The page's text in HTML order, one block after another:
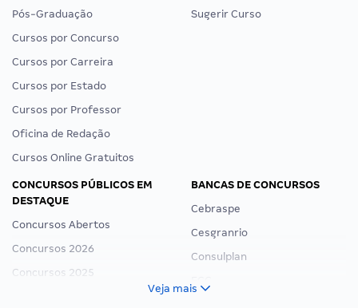
Pós-Graduação
Cursos por Concurso
Cursos por Carreira
Cursos por Estado
Cursos por Professor
Oficina de Redação
Cursos Online Gratuitos
Sugerir Curso
CONCURSOS PÚBLICOS EM
DESTAQUE
Concursos Abertos
Concursos 2026
Concursos 2025
BANCAS DE CONCURSOS
Cebraspe
Cesgranrio
Consulplan
Veja mais